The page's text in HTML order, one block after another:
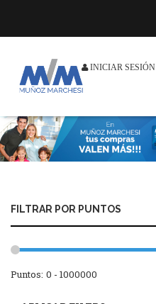
INICIAR SESIÓN
FILTRAR POR PUNTOS
Puntos: